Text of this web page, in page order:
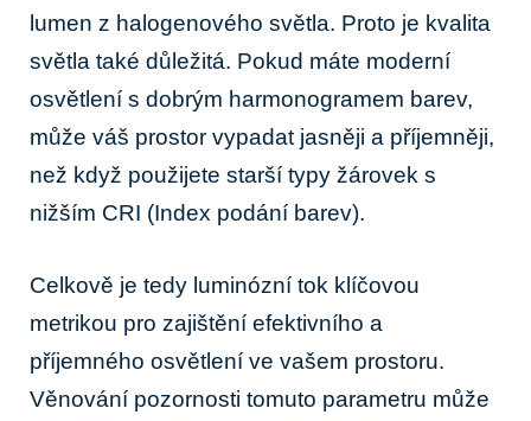
lumen z halogenového světla. Proto je kvalita
světla také důležitá. Pokud máte moderní
osvětlení s dobrým harmonogramem barev,
může váš prostor vypadat jasněji a příjemněji,
než když použijete starší typy žárovek s
nižším CRI (Index podání barev).
Celkově je tedy luminózní tok klíčovou
metrikou pro zajištění efektivního a
příjemného osvětlení ve vašem prostoru.
Věnování pozornosti tomuto parametru může